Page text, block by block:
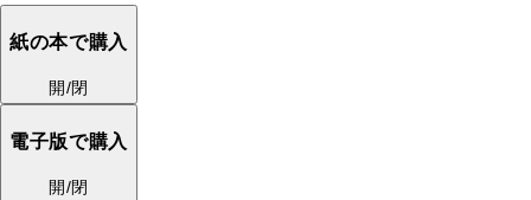
紙の本で購入
開/閉
電子版で購入
開/閉